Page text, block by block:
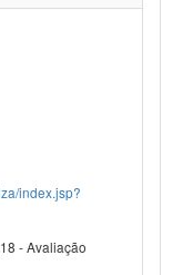
index.jsp?
- Avaliação